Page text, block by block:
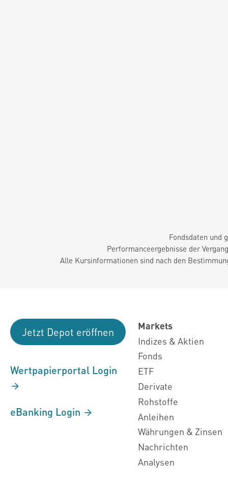
Fondsdaten und
Performanceergebnisse der
Alle Kursinformationen sind nach den
Jetzt Depot eröffnen
Wertpapierportal Login
eBanking Login
Markets
Indizes & Aktien
Fonds
ETF
Derivate
Rohstoffe
Anleihen
Währungen & Zinsen
Nachrichten
Analysen